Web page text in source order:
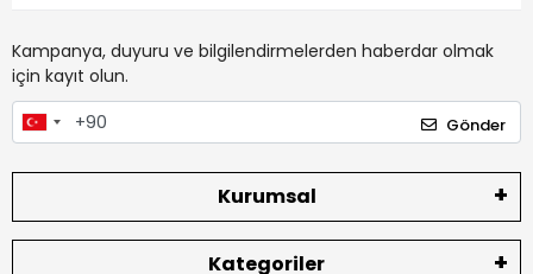
Kampanya, duyuru ve bilgilendirmelerden haberdar olmak
için kayıt olun.
Gönder
Kurumsal
Kategoriler